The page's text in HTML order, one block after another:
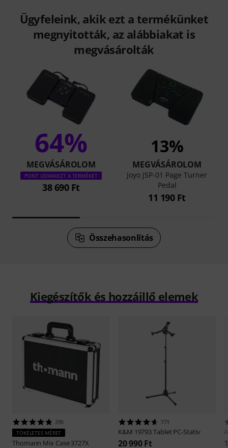
Ügyfeleink, akik ezt a termékünket
megnyitották, az alábbiakat is
megvásárolták
64%
MEGVÁSÁROLOM
PONT UGYANEZT A TERMÉKET
38 690 Ft
13%
MEGVÁSÁROLOM
Joyo JSP-01 Page Turner
Pedal
11 190 Ft
Összehasonlítás
Kiegészítők és hozzáillő elemek
295
TÖKÉLETES MÉRET
Thomann Mix Case 3727X
771
K&M 19793 Tablet PC-Stativ
20 990 Ft